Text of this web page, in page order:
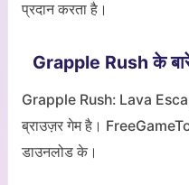
प्रदान करता है।
Grapple Rush के
Grapple Rush: Lava
ब्राउज़र गेम है।
डाउनलोड के।